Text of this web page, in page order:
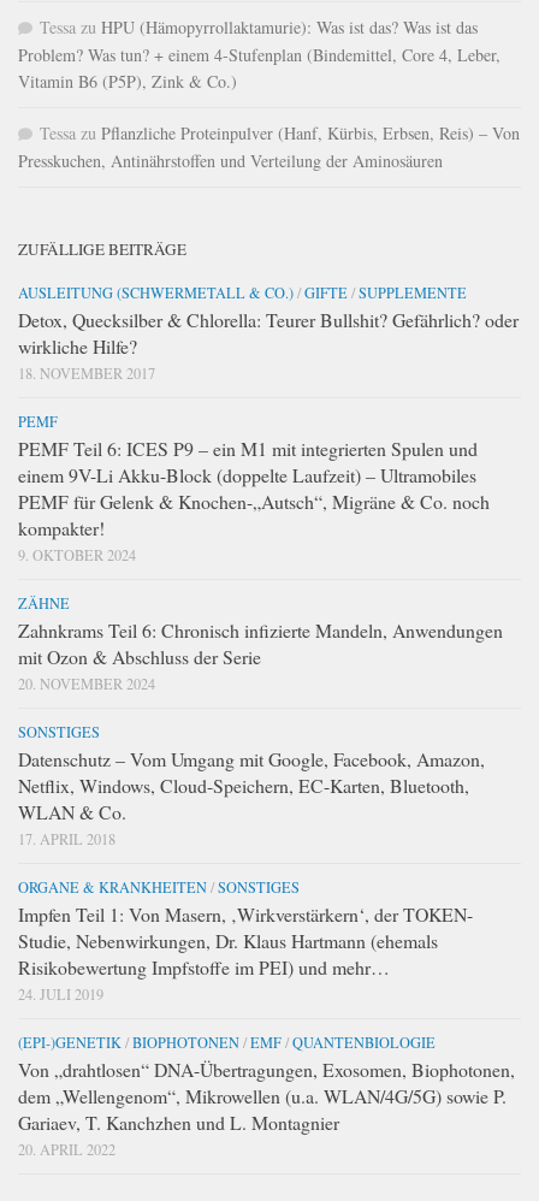
Tessa zu HPU (Hämopyrrollaktamurie): Was ist das? Was ist das
Problem? Was tun? + einem 4-Stufenplan (Bindemittel, Core 4, Leber,
Vitamin B6 (P5P), Zink & Co.)
Tessa zu Pflanzliche Proteinpulver (Hanf, Kürbis, Erbsen, Reis) – Von
Presskuchen, Antinährstoffen und Verteilung der Aminosäuren
ZUFÄLLIGE BEITRÄGE
AUSLEITUNG (SCHWERMETALL & CO.)/GIFTE/SUPPLEMENTE
Detox, Quecksilber & Chlorella: Teurer Bullshit? Gefährlich? oder
wirkliche Hilfe?
18. NOVEMBER 2017
PEMF
PEMF Teil 6: ICES P9 – ein M1 mit integrierten Spulen und
einem 9V-Li Akku-Block (doppelte Laufzeit) – Ultramobiles
PEMF für Gelenk & Knochen-„Autsch“, Migräne & Co. noch
kompakter!
9. OKTOBER 2024
ZÄHNE
Zahnkrams Teil 6: Chronisch infizierte Mandeln, Anwendungen
mit Ozon & Abschluss der Serie
20. NOVEMBER 2024
SONSTIGES
Datenschutz – Vom Umgang mit Google, Facebook, Amazon,
Netflix, Windows, Cloud-Speichern, EC-Karten, Bluetooth,
WLAN & Co.
17. APRIL 2018
ORGANE & KRANKHEITEN/SONSTIGES
Impfen Teil 1: Von Masern, ‚Wirkverstärkern‘, der TOKEN-
Studie, Nebenwirkungen, Dr. Klaus Hartmann (ehemals
Risikobewertung Impfstoffe im PEI) und mehr…
24. JULI 2019
(EPI-)GENETIK /BIOPHOTONEN/EMF/QUANTENBIOLOGIE
Von „drahtlosen“ DNA-Übertragungen, Exosomen, Biophotonen,
dem „Wellengenom“, Mikrowellen (u.a. WLAN/4G/5G) sowie P.
Gariaev, T. Kanchzhen und L. Montagnier
20. APRIL 2022